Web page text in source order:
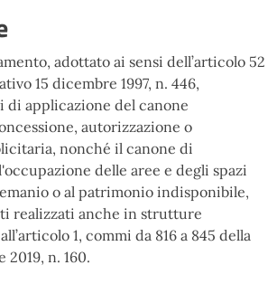
adottato ai sensi dell’articolo 52
15 dicembre 1997, n. 446,
applicazione del canone
autorizzazione o
nonché il canone di
delle aree e degli spazi
o al patrimonio indisponibile,
realizzati anche in strutture
1, commi da 816 a 845 della
2019, n. 160.